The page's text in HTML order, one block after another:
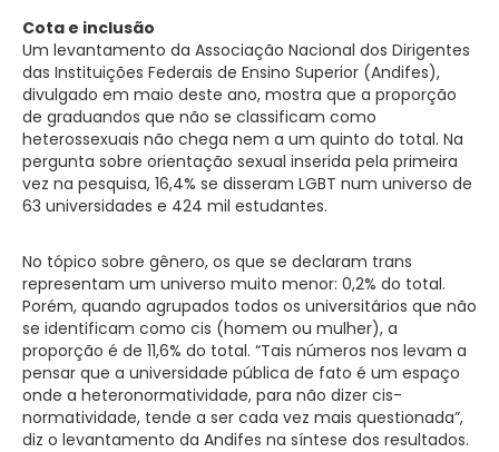
Cota e inclusão
Um levantamento da Associação Nacional dos Dirigentes
das Instituições Federais de Ensino Superior (Andifes),
divulgado em maio deste ano, mostra que a proporção
de graduandos que não se classificam como
heterossexuais não chega nem a um quinto do total. Na
pergunta sobre orientação sexual inserida pela primeira
vez na pesquisa, 16,4% se disseram LGBT num universo de
63 universidades e 424 mil estudantes.
No tópico sobre gênero, os que se declaram trans
representam um universo muito menor: 0,2% do total.
Porém, quando agrupados todos os universitários que não
se identificam como cis (homem ou mulher), a
proporção é de 11,6% do total. “Tais números nos levam a
pensar que a universidade pública de fato é um espaço
onde a heteronormatividade, para não dizer cis-
normatividade, tende a ser cada vez mais questionada”,
diz o levantamento da Andifes na síntese dos resultados.